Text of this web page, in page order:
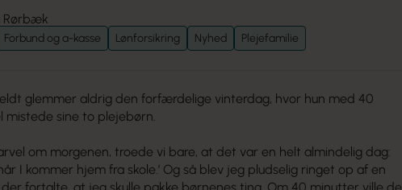
Rørbæk
Forbund og a-kasse Lønforsikring Nyhed Plejefamilie
glemmer aldrig den forfærdelige vinterdag, hvor hun med 40
mistede sine to plejebørn.
om morgenen, troede vi bare, at det var en helt almindelig dag:
når I kommer hjem fra skole.’ Og så blev jeg pludselig ringet op af en